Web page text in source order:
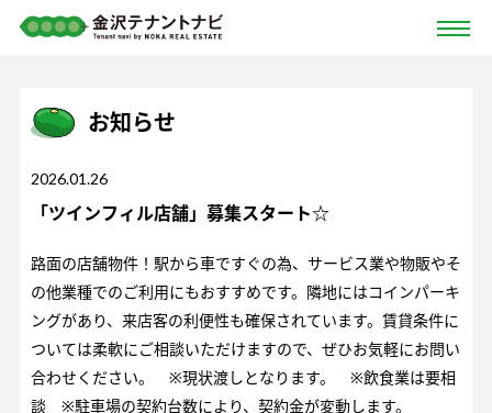
お知らせ
2026.01.26
「ツインフィル店舗」募集スタート☆
路面の店舗物件！駅から車ですぐの為、サービス業や物販やそ
の他業種でのご利用にもおすすめです。隣地にはコインパーキ
ングがあり、来店客の利便性も確保されています。賃貸条件に
ついては柔軟にご相談いただけますので、ぜひお気軽にお問い
合わせください。 ※現状渡しとなります。 ※飲食業は要相
談 ※駐車場の契約台数により、契約金が変動します。